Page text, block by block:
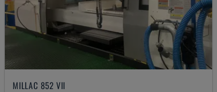
MILLAC 852 VII